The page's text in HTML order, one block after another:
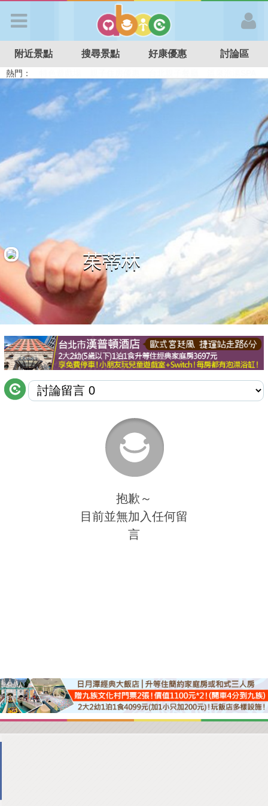
APP登入
首 頁
搜尋景點
好康優惠
最新留言
商家合作
推薦景點
討論區
聯絡我們
附近景點 搜尋景點 好康優惠 討論區
熱門：
特色遊戲場
親子住房優惠 台北親子餐廳 溫泉泡湯SPA
茱蒂林
抱歉～
目前並無加入任何留
言